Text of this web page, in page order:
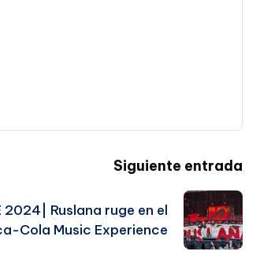
Siguiente entrada
2024| Ruslana ruge en el
Cola Music Experience